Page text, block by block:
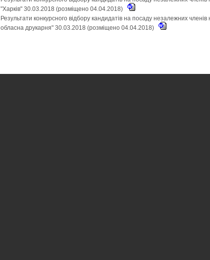
"Харків" 30.03.2018 (розміщено 04.04.2018)
Результати конкурсного відбору кандидатів на посаду незалежних
обласна друкарня" 30.03.2018 (розміщено 04.04.2018)